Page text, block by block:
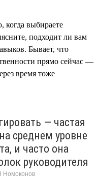
когда выбираете
подходит ли вам
Бывает, что
прямо сейчас —
время тоже
— частая
среднем уровне
и часто она
руководителя
Номоконов